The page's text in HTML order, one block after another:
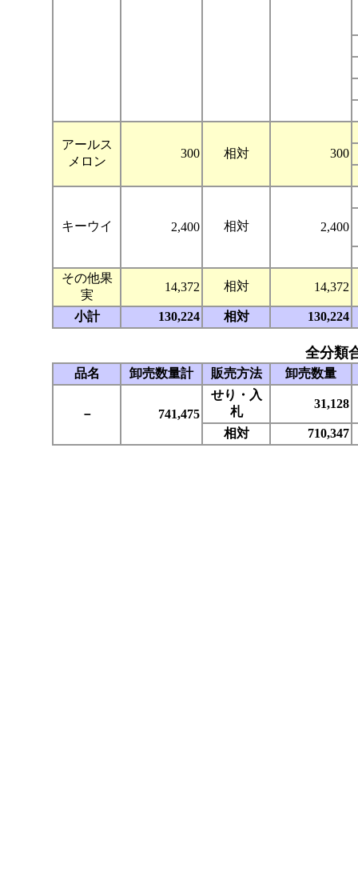
アールス
メロン
300 相対 300
キーウイ 2,400 相対 2,400
その他果
実
14,372 相対 14,372
小計 130,224 相対 130,224
全分類
品名 卸売数量計 販売方法 卸売数量
－ 741,475
せり・入
札
31,128
相対 710,347